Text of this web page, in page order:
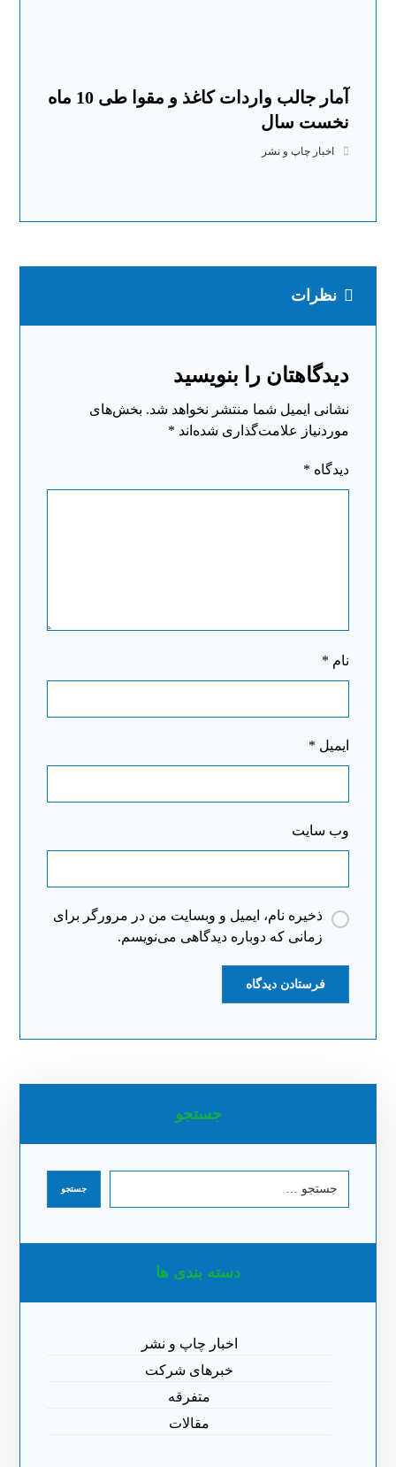
آمار جالب واردات کاغذ و مقوا طی 10 ماه
نخست سال
اخبار چاپ و نشر
نظرات
دیدگاهتان را بنویسید
نشانی ایمیل شما منتشر نخواهد شد. بخش‌های
موردنیاز علامت‌گذاری شده‌اند *
دیدگاه *
نام *
ایمیل *
وب‌ سایت
ذخیره نام، ایمیل و وبسایت من در مرورگر برای
زمانی که دوباره دیدگاهی می‌نویسم.
جستجو
دسته بندی ها
اخبار چاپ و نشر
خبرهای شرکت
متفرقه
مقالات